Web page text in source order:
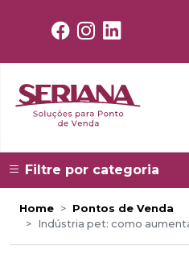
Filtre por categoria
Home
Pontos de Venda
Indústria pet: como